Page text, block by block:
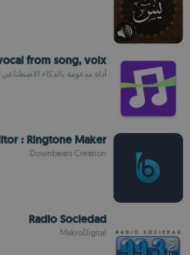
from song, voix
أداة مدعومة بالذكاء
: Ringtone Maker
Downbeats Creation
Radio Sociedad
MakroDigital